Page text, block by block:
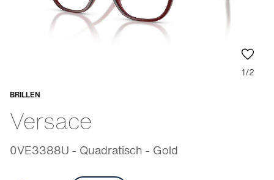
1/2
BRILLEN
Versace
0VE3388U - Quadratisch - Gold
Anpassbar